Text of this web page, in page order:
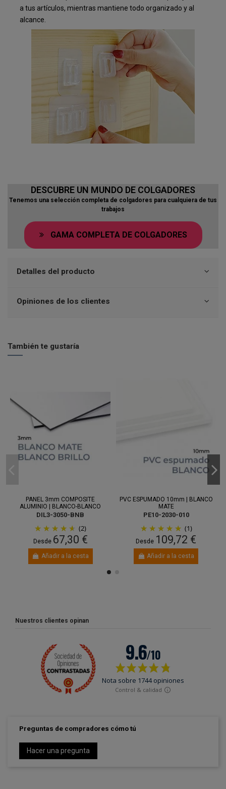
a tus artículos, mientras mantiene todo organizado y al
alcance.
DESCUBRE UN MUNDO DE COLGADORES
Tenemos una selección completa de colgadores para cualquiera de tus
trabajos
GAMA COMPLETA DE COLGADORES
Detalles del producto
Opiniones de los clientes
También te gustaría
PANEL 3mm COMPOSITE
ALUMINIO | BLANCO-BLANCO
DIL3-3050-BNB
(2)
Desde 67,30 €
Añadir a la cesta
PVC ESPUMADO 10mm | BLANCO
MATE
PE10-2030-010
(1)
Desde 109,72 €
Añadir a la cesta
Nuestros clientes opinan
Preguntas de compradores cómo tú
Hacer una pregunta